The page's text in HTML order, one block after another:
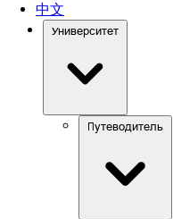
中文
Университет
Путеводитель